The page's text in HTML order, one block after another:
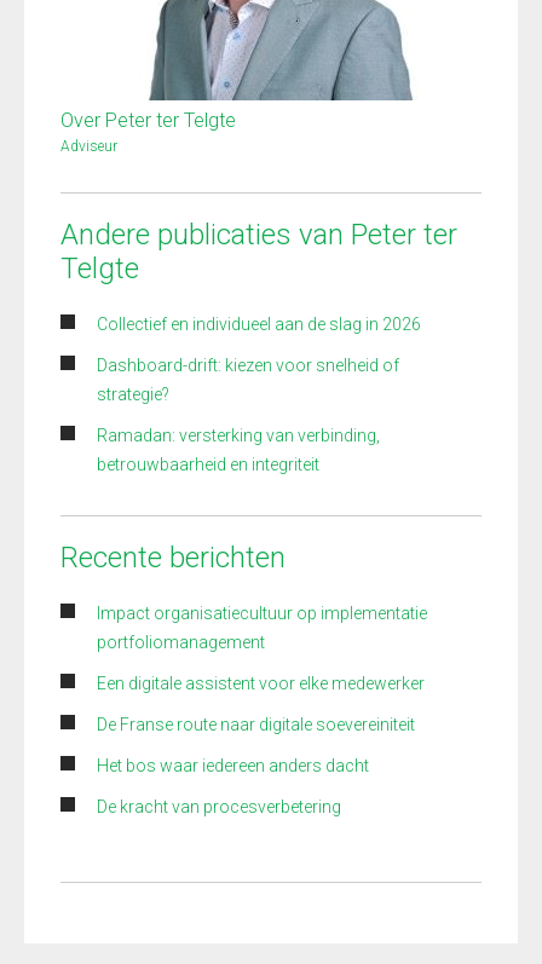
Over Peter ter Telgte
Adviseur
Andere publicaties van Peter ter
Telgte
Collectief en individueel aan de slag in 2026
Dashboard-drift: kiezen voor snelheid of
strategie?
Ramadan: versterking van verbinding,
betrouwbaarheid en integriteit
Recente berichten
Impact organisatiecultuur op implementatie
portfoliomanagement
Een digitale assistent voor elke medewerker
De Franse route naar digitale soevereiniteit
Het bos waar iedereen anders dacht
De kracht van procesverbetering